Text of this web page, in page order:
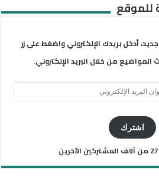
للموقع
أدخل بريدك الإلكتروني واضغط على زر
من خلال البريد الإلكتروني.
اشترك